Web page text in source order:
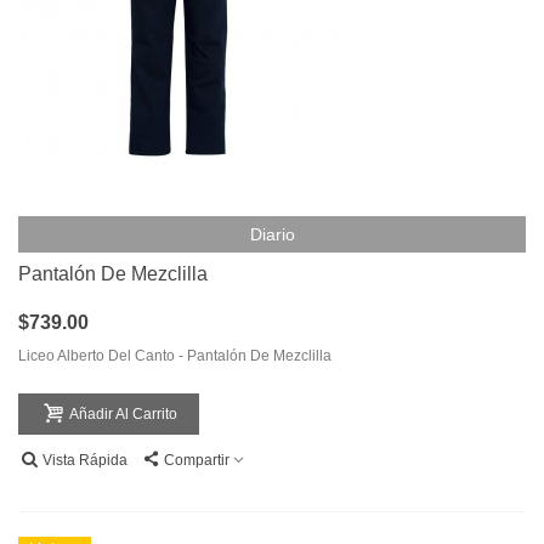
Diario
Pantalón De Mezclilla
$739.00
Liceo Alberto Del Canto - Pantalón De Mezclilla
Añadir Al Carrito
Vista Rápida Compartir